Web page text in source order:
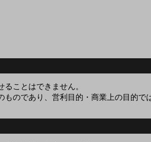
ことはできません。
のであり、営利目的・商業上の目的で